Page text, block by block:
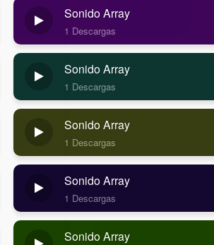
Sonido Array
1 Descargas
Sonido Array
1 Descargas
Sonido Array
1 Descargas
Sonido Array
1 Descargas
Sonido Array